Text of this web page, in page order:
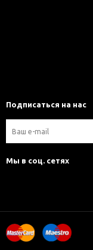
Подписаться на нас
Мы в соц. сетях